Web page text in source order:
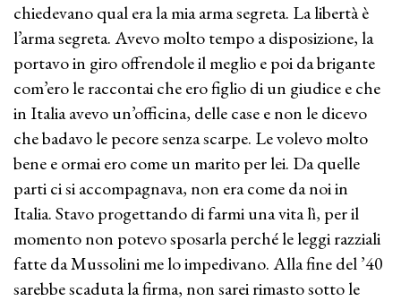
chiedevano qual era la mia arma segreta. La libertà è
l’arma segreta. Avevo molto tempo a disposizione, la
portavo in giro offrendole il meglio e poi da brigante
com’ero le raccontai che ero figlio di un giudice e che
in Italia avevo un’officina, delle case e non le dicevo
che badavo le pecore senza scarpe. Le volevo molto
bene e ormai ero come un marito per lei. Da quelle
parti ci si accompagnava, non era come da noi in
Italia. Stavo progettando di farmi una vita lì, per il
momento non potevo sposarla perché le leggi razziali
fatte da Mussolini me lo impedivano. Alla fine del ’40
sarebbe scaduta la firma, non sarei rimasto sotto le